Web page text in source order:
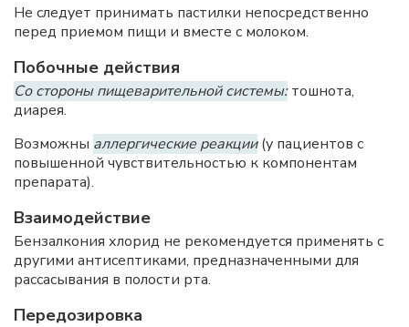
Не следует принимать пастилки непосредственно
перед приемом пищи и вместе с молоком.
Побочные действия
Со стороны пищеварительной системы:тошнота,
диарея.
Возможны аллергические реакции(у пациентов с
повышенной чувствительностью к компонентам
препарата).
Взаимодействие
Бензалкония хлорид не рекомендуется применять с
другими антисептиками, предназначенными для
рассасывания в полости рта.
Передозировка